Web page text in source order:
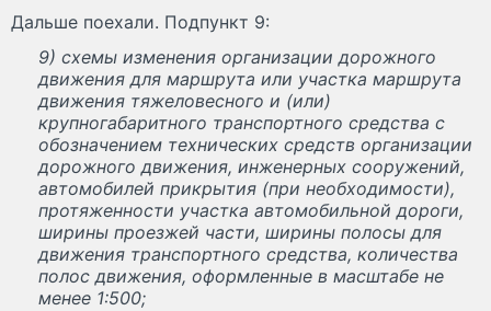
Дальше поехали. Подпункт 9:
9) схемы изменения организации дорожного
движения для маршрута или участка маршрута
движения тяжеловесного и (или)
крупногабаритного транспортного средства с
обозначением технических средств организации
дорожного движения, инженерных сооружений,
автомобилей прикрытия (при необходимости),
протяженности участка автомобильной дороги,
ширины проезжей части, ширины полосы для
движения транспортного средства, количества
полос движения, оформленные в масштабе не
менее 1:500;